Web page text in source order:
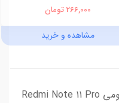
266,000 تومان
مشاهده و خرید
خرید قاب گوشی و لوازم جانبی شیائومی Redmi Note 11 Pro